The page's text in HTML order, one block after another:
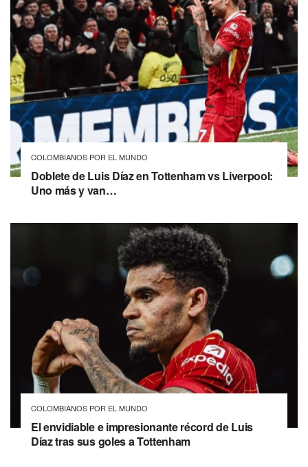
COLOMBIANOS POR EL MUNDO
Doblete de Luis Díaz en Tottenham vs Liverpool:
Uno más y van…
COLOMBIANOS POR EL MUNDO
El envidiable e impresionante récord de Luis
Díaz tras sus goles a Tottenham